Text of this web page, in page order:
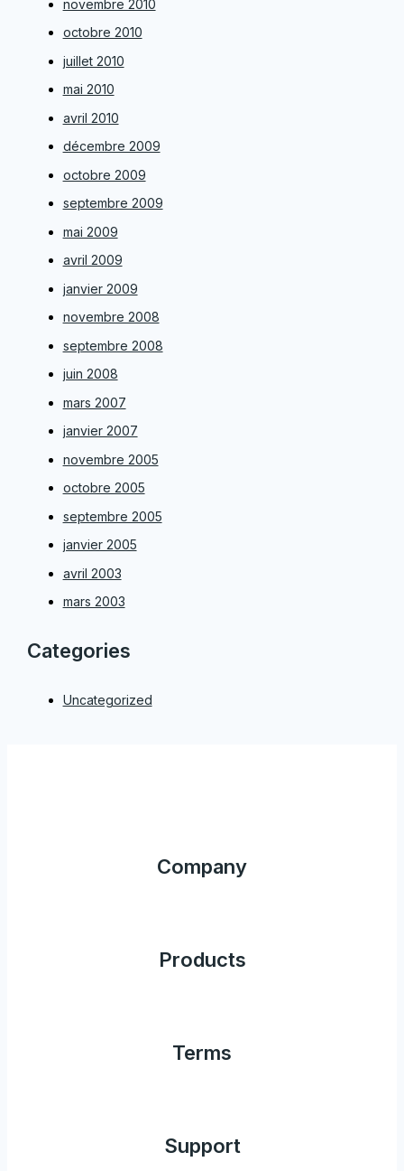
novembre 2010
octobre 2010
juillet 2010
mai 2010
avril 2010
décembre 2009
octobre 2009
septembre 2009
mai 2009
avril 2009
janvier 2009
novembre 2008
septembre 2008
juin 2008
mars 2007
janvier 2007
novembre 2005
octobre 2005
septembre 2005
janvier 2005
avril 2003
mars 2003
Categories
Uncategorized
Company
Products
Terms
Support